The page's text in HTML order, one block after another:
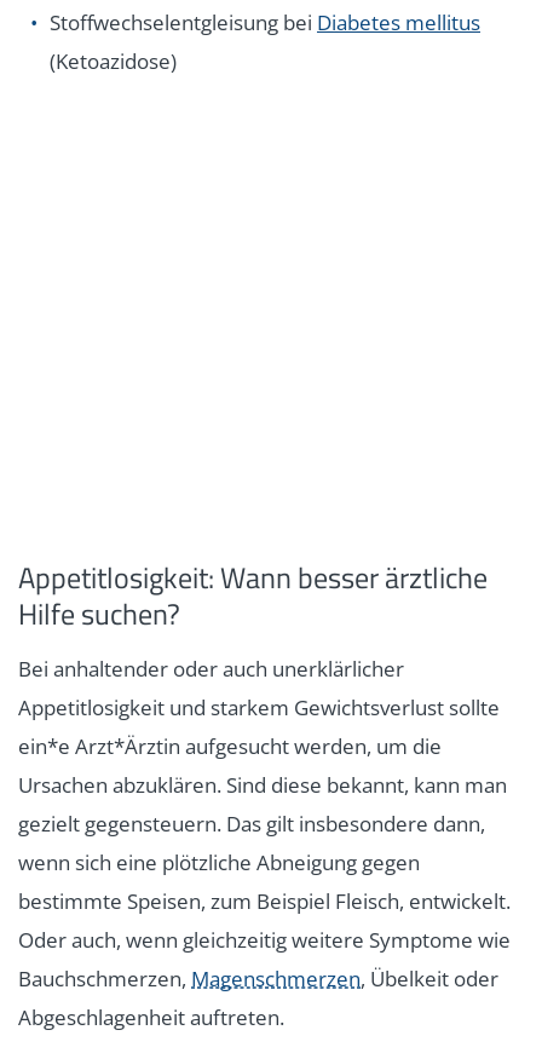
Stoffwechselentgleisung bei Diabetes mellitus
(Ketoazidose)
Appetitlosigkeit: Wann besser ärztliche
Hilfe suchen?
Bei anhaltender oder auch unerklärlicher
Appetitlosigkeit und starkem Gewichtsverlust sollte
ein*e Arzt*Ärztin aufgesucht werden, um die
Ursachen abzuklären. Sind diese bekannt, kann man
gezielt gegensteuern. Das gilt insbesondere dann,
wenn sich eine plötzliche Abneigung gegen
bestimmte Speisen, zum Beispiel Fleisch, entwickelt.
Oder auch, wenn gleichzeitig weitere Symptome wie
Bauchschmerzen, Magenschmerzen, Übelkeit oder
Abgeschlagenheit auftreten.